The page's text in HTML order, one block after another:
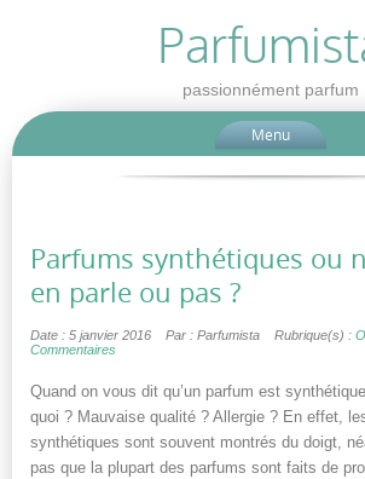
passionnément parfum
Menu
Parfums synthétiques ou
en parle ou pas ?
Date : 5 janvier 2016 Par : Parfumista Rubrique(s) :
Commentaires
Quand on vous dit qu’un parfum est
quoi ? Mauvaise qualité ? Allergie ? En effet,
synthétiques sont souvent montrés du doigt,
pas que la plupart des parfums sont faits de